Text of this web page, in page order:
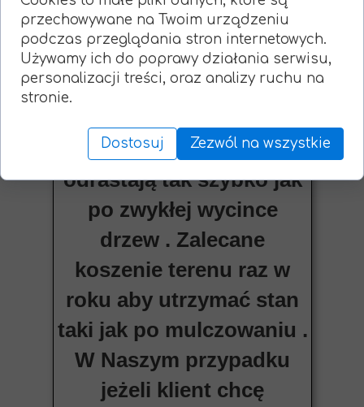
przypadku zakrzaczeń i
małych samosiewów nie
martwimy się o pieńki w
zmieszane z glebą i nie
odrastają tak szybko jak
po zwykłej wycince
drzew . Zalecane
koszenie terenu raz w
roku aby utrzymać stan
taki jak po mulczowaniu .
W Naszym przypadku
jeżeli klient chcę
przechowywane na Twoim urządzeniu
podczas przeglądania stron internetowych.
Używamy ich do poprawy działania serwisu,
personalizacji treści, oraz analizy ruchu na
stronie.
Dostosuj Zezwól na wszystkie